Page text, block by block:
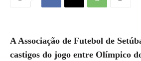
A Associação de Futebol de
castigos do jogo entre Olímpico